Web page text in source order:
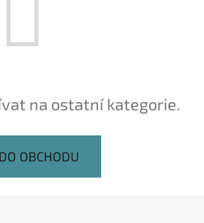
na ostatní kategorie.
OBCHODU